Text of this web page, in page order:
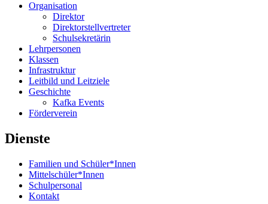
Organisation
Direktor
Direktorstellvertreter
Schulsekretärin
Lehrpersonen
Klassen
Infrastruktur
Leitbild und Leitziele
Geschichte
Kafka Events
Förderverein
Dienste
Familien und Schüler*Innen
Mittelschüler*Innen
Schulpersonal
Kontakt